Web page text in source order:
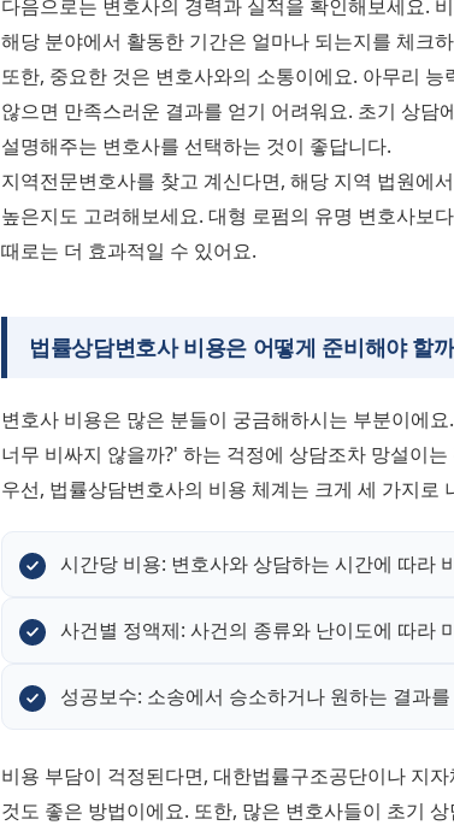
다음으로는 변호사의 경력과 실적을 확인해보세요.
해당 분야에서 활동한 기간은 얼마나 되는지를 체크
또한, 중요한 것은 변호사와의 소통이에요. 아무리
않으면 만족스러운 결과를 얻기 어려워요. 초기 상담
설명해주는 변호사를 선택하는 것이 좋답니다.
지역전문변호사를 찾고 계신다면, 해당 지역 법원에
높은지도 고려해보세요. 대형 로펌의 유명 변호사보
때로는 더 효과적일 수 있어요.
법률상담변호사 비용은 어떻게 준비해야 할
변호사 비용은 많은 분들이 궁금해하시는 부분이에
너무 비싸지 않을까?' 하는 걱정에 상담조차 망설이는
우선, 법률상담변호사의 비용 체계는 크게 세 가지로
시간당 비용: 변호사와 상담하는 시간에 따라
사건별 정액제: 사건의 종류와 난이도에 따라
성공보수: 소송에서 승소하거나 원하는 결과
비용 부담이 걱정된다면, 대한법률구조공단이나 지
것도 좋은 방법이에요. 또한, 많은 변호사들이 초기